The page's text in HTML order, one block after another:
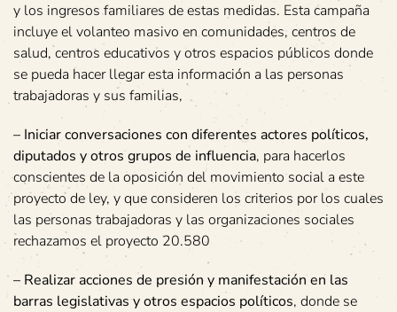
y los ingresos familiares de estas medidas. Esta campaña
incluye el volanteo masivo en comunidades, centros de
salud, centros educativos y otros espacios públicos donde
se pueda hacer llegar esta información a las personas
trabajadoras y sus familias,
– Iniciar conversaciones con diferentes actores políticos,
diputados y otros grupos de influencia, para hacerlos
conscientes de la oposición del movimiento social a este
proyecto de ley, y que consideren los criterios por los cuales
las personas trabajadoras y las organizaciones sociales
rechazamos el proyecto 20.580
– Realizar acciones de presión y manifestación en las
barras legislativas y otros espacios políticos, donde se